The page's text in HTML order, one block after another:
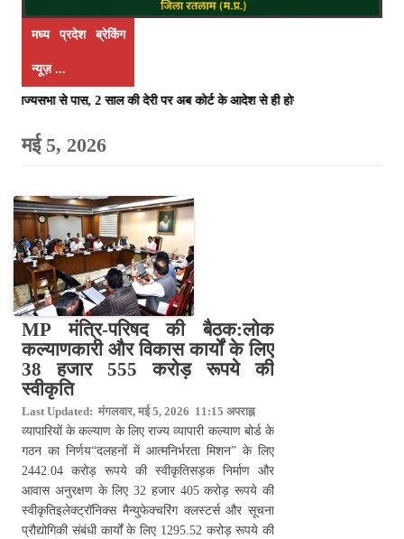
मध्य प्रदेश ब्रेकिंग
न्यूज़ ...
से पास, 2 साल की देरी पर अब कोर्ट के आदेश से ही होगा रजिस्ट्रेशन
MP मंत्रि-परिषद की बैठक:लोक
कल्याणकारी और विकास कार्यों के लिए
38 हजार 555 करोड़ रूपये की
स्वीकृति
Last Updated: मंगलवार, मई 5, 2026 11:15 अपराह्न
व्यापारियों के कल्याण के लिए राज्य व्यापारी कल्याण बोर्ड के
गठन का निर्णय“दलहनों में आत्मनिर्भरता मिशन” के लिए
2442.04 करोड़ रूपये की स्वीकृतिसड़क निर्माण और
आवास अनुरक्षण के लिए 32 हजार 405 करोड़ रूपये की
स्वीकृतिइलेक्ट्रॉनिक्स मैन्युफेक्चरिंग क्लस्टर्स और सूचना
प्रौ‌द्योगिकी संबंधी कार्यों के लिए 1295.52 करोड़ रूपये की